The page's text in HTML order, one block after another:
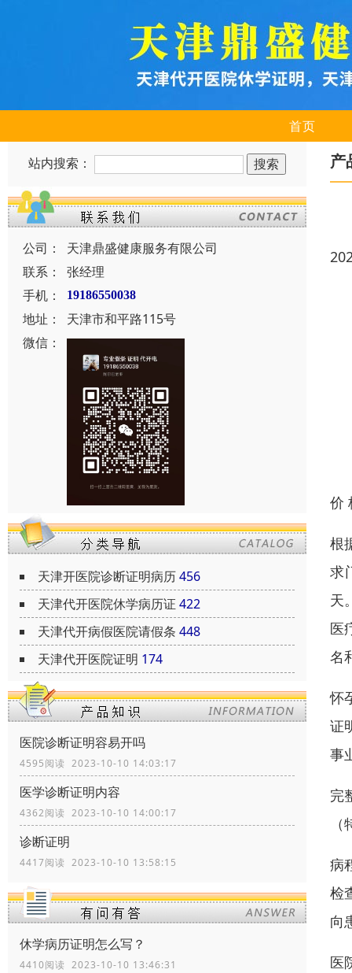
首页
站内搜索：
公司：
天津鼎盛健康服务有限公司
联系：
张经理
手机：
19186550038
地址：
天津市和平路115号
微信：
天津开医院诊断证明病历456
天津代开医院休学病历证 422
天津代开病假医院请假条 448
天津代开医院证明 174
医院诊断证明容易开吗
4595阅读 2023-10-10 14:03:17
医学诊断证明内容
4362阅读 2023-10-10 14:00:17
诊断证明
4417阅读 2023-10-10 13:58:15
休学病历证明怎么写？
4410阅读 2023-10-10 13:46:31
产
价
根
求
天
医
名
怀
证
事
完
病
检
向
医